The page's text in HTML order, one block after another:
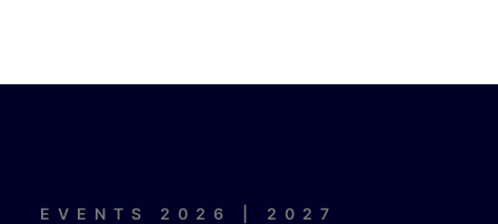
EVENTS 2026 | 2027